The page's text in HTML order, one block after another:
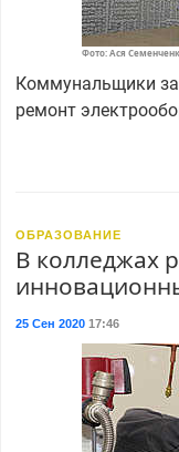
Фото: Ася
Коммунальщики
ремонт
ОБРАЗОВАНИЕ
В колледжах
25 Сен 202017:46